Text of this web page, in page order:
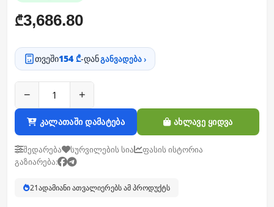
₾3,686.80
თვეში154 ₾-დანგანვადება ›
− +
კალათაში დამატება ახლავე ყიდვა
შედარება სურვილების სია
ფასის ისტორია
გაზიარება:
21ადამიანი ათვალიერებს ამ პროდუქტს